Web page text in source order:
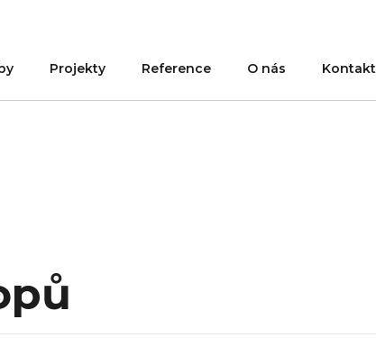
Projekty Reference O nás Kontakt